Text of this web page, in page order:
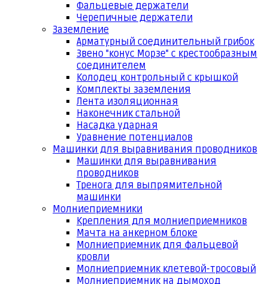
Фальцевые держатели
Черепичные держатели
Заземление
Арматурный соединительный грибок
Звено "конус Морзе" с крестообразным
соединителем
Колодец контрольный с крышкой
Комплекты заземления
Лента изоляционная
Наконечник стальной
Насадка ударная
Уравнение потенциалов
Машинки для выравнивания проводников
Машинки для выравнивания
проводников
Тренога для выпрямительной
машинки
Молниеприемники
Крепления для молниеприемников
Мачта на анкерном блоке
Молниеприемник для фальцевой
кровли
Молниеприемник клетевой-тросовый
Молниеприемник на дымоход